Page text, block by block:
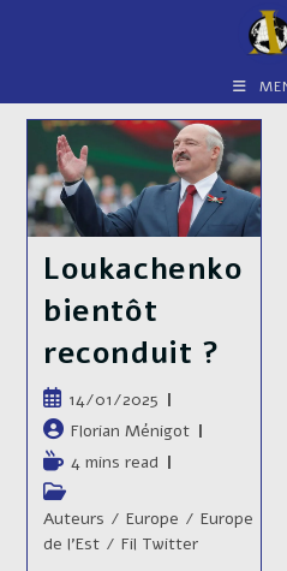
Loukachenko
bientôt
reconduit ?
Publication
publiée :
14/01/2025
Auteur/autrice
de
la
publication :
Florian Ménigot
Temps
de
lecture :
4 mins read
Post
category:
Auteurs / Europe / Europe
de l'Est / Fil Twitter